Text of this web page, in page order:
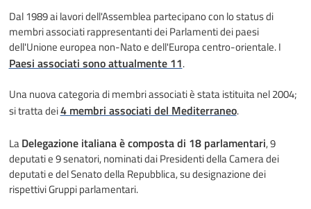
Dal 1989 ai lavori dell'Assemblea partecipano con lo status di
membri associati rappresentanti dei Parlamenti dei paesi
dell'Unione europea non-Nato e dell'Europa centro-orientale. I
Paesi associati sono attualmente 11.
Una nuova categoria di membri associati è stata istituita nel 2004;
si tratta dei4 membri associati del Mediterraneo.
LaDelegazione italiana è composta di 18 parlamentari, 9
deputati e 9 senatori, nominati dai Presidenti della Camera dei
deputati e del Senato della Repubblica, su designazione dei
rispettivi Gruppi parlamentari.